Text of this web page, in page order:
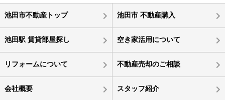
池田市不動産トップ 池田市 不動産購入
池田駅 賃貸部屋探し 空き家活用について
リフォームについて 不動産売却のご相談
会社概要 スタッフ紹介